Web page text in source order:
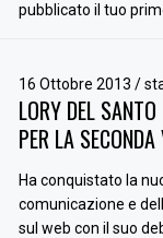
pubblicato il tuo
16 Ottobre 2013/
LORY DEL
PER LA SECONDA
Ha conquistato la
comunicazione e
sul web con il suo